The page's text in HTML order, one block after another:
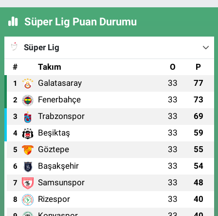
Süper Lig Puan Durumu
Süper Lig
#
Takım O P
1 Galatasaray 33 77
2 Fenerbahçe 33 73
3 Trabzonspor 33 69
4 Beşiktaş 33 59
5 Göztepe 33 55
6 Başakşehir 33 54
7 Samsunspor 33 48
8 Rizespor 33 40